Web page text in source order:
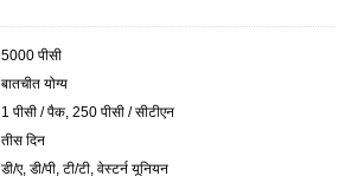
5000 पीसी
बातचीत योग्य
1 पीसी / पैक, 250 पीसी / सीटीएन
तीस दिन
डी/ए, डी/पी, टी/टी, वेस्टर्न यूनियन